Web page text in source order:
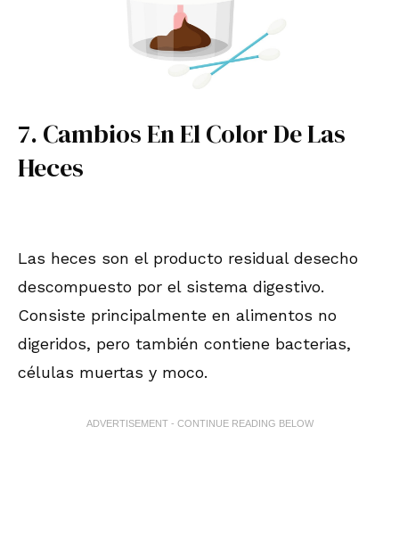
7. Cambios En El Color De Las
Heces
Las heces son el producto residual desecho
descompuesto por el sistema digestivo.
Consiste principalmente en alimentos no
digeridos, pero también contiene bacterias,
células muertas y moco.
ADVERTISEMENT - CONTINUE READING BELOW